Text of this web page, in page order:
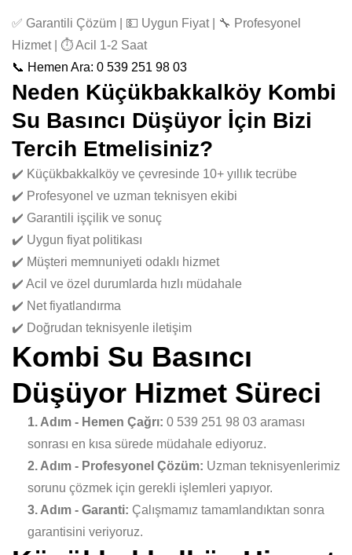
✅ Garantili Çözüm | 💵 Uygun Fiyat | 🔧 Profesyonel
Hizmet | ⏱️ Acil 1-2 Saat
📞 Hemen Ara: 0 539 251 98 03
Neden Küçükbakkalköy Kombi
Su Basıncı Düşüyor İçin Bizi
Tercih Etmelisiniz?
✔️ Küçükbakkalköy ve çevresinde 10+ yıllık tecrübe
✔️ Profesyonel ve uzman teknisyen ekibi
✔️ Garantili işçilik ve sonuç
✔️ Uygun fiyat politikası
✔️ Müşteri memnuniyeti odaklı hizmet
✔️ Acil ve özel durumlarda hızlı müdahale
✔️ Net fiyatlandırma
✔️ Doğrudan teknisyenle iletişim
Kombi Su Basıncı
Düşüyor Hizmet Süreci
1. Adım - Hemen Çağrı: 0 539 251 98 03 araması
sonrası en kısa sürede müdahale ediyoruz.
2. Adım - Profesyonel Çözüm: Uzman teknisyenlerimiz
sorunu çözmek için gerekli işlemleri yapıyor.
3. Adım - Garanti: Çalışmamız tamamlandıktan sonra
garantisini veriyoruz.